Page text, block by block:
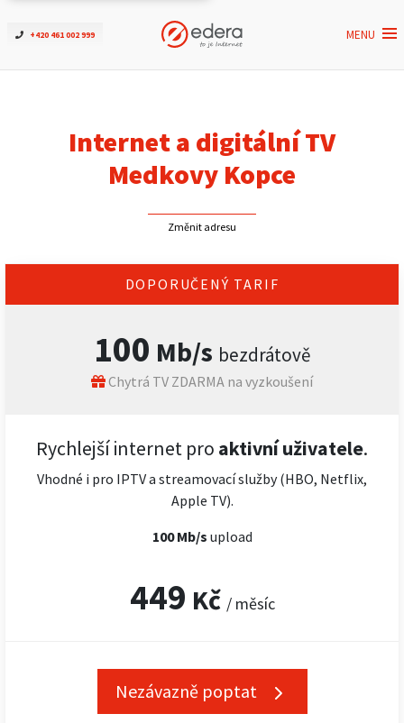
+420 461 002 999 MENU
Ověřit dostupnost
ČEZNET TV
Pro firmy
Internet a digitální TV
Medkovy Kopce
Změnit adresu
DOPORUČENÝ TARIF
100 Mb/s bezdrátově
Chytrá TV ZDARMA na vyzkoušení
Rychlejší internet pro aktivní uživatele.
Vhodné i pro IPTV a streamovací služby (HBO, Netflix,
Apple TV).
100 Mb/s upload
449 Kč / měsíc
Nezávazně poptat